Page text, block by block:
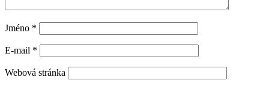
Jméno *
E-mail *
Webová stránka